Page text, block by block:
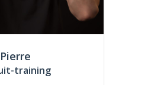
Pierre
training